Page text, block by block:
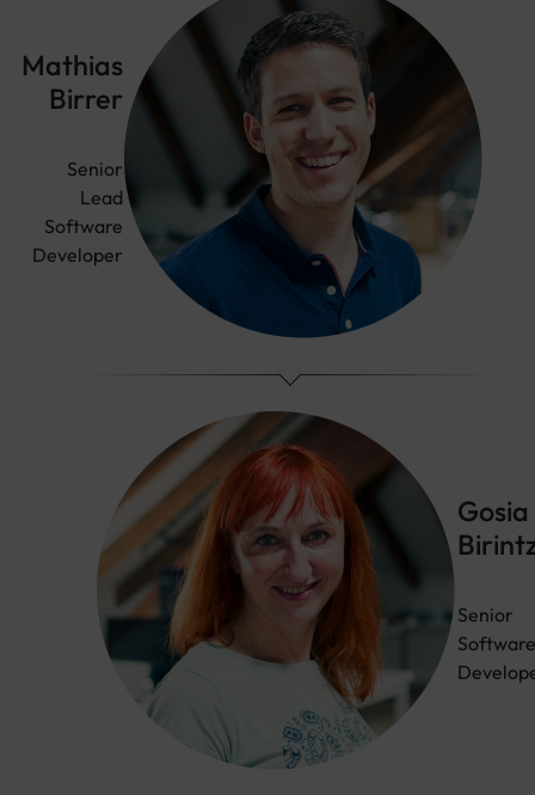
Mathias
Birrer
Senior
Lead
Software
Developer
Gosia
Senior
Software